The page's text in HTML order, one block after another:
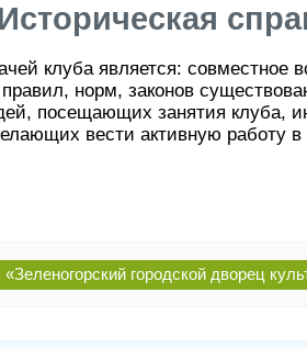
Историческая
клуба является: совместное
норм, законов
посещающих занятия
вести активную работу в
городской дворец